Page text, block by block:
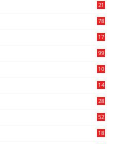
21
78
17
99
10
14
28
52
18